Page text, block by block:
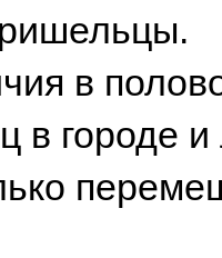
в
в городе